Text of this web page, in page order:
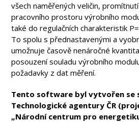
všech naměřených veličin,
pracovního prostoru výrobního
také do regulačních charakteristik
To spolu s přednastavenými a
umožnuje časově nenáročné
posouzení souladu výrobního
požadavky z dat měření.
Tento software byl vytvořen se
Technologické agentury ČR
„Národní centrum pro